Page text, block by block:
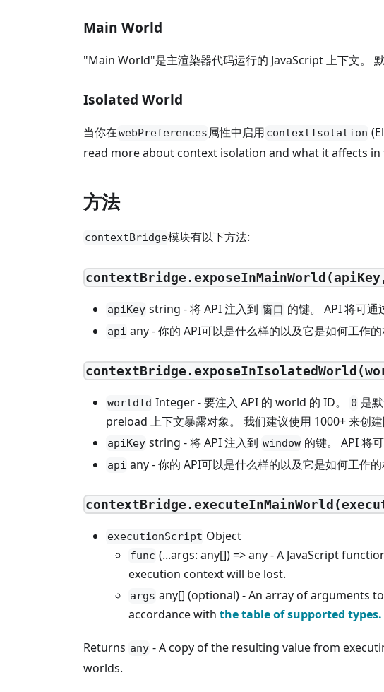
Main World
"Main World"是主渲染器代码运行的 JavaScript 上下文。
Isolated World
当你在webPreferences 属性中启用 contextIsolation
read more about context isolation and what it affects in
方法
contextBridge模块有以下方法:
apiKey string - 将 API 注入到 窗口 的键。 API 将可通
api any - 你的 API可以是什么样的以及它是如何工作的
worldId Integer - 要注入 API 的 world 的 ID。 0 是
preload 上下文暴露对象。 我们建议使用 1000+ 来创建
apiKey string - 将 API 注入到 window 的键。 API 将
api any - 你的 API可以是什么样的以及它是如何工作的
executionScript Object
func (...args: any[]) => any - A JavaScript
execution context will be lost.
args any[] (optional) - An array of arguments
accordance with the table of supported types.
Returns any - A copy of the resulting value from
worlds.